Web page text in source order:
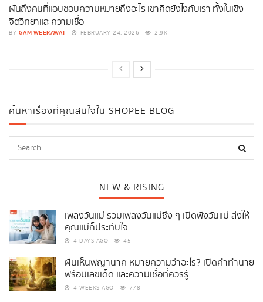
ฝันถึงคนที่แอบชอบความหมายถึงอะไร เขาคิดยังไงกับเรา ทั้งในเชิง
จิตวิทยาและความเชื่อ
BY GAM WEERAWAT FEBRUARY 24, 2026 2.9K
ค้นหาเรื่องที่คุณสนใจใน SHOPEE BLOG
NEW & RISING
เพลงวันแม่ รวมเพลงวันแม่ซึ้ง ๆ เปิดฟังวันแม่ ส่งให้
คุณแม่ก็ประทับใจ
4 DAYS AGO 45
ฝันเห็นพญานาค หมายความว่าอะไร? เปิดคำทำนาย
พร้อมเลขเด็ด และความเชื่อที่ควรรู้
4 WEEKS AGO 778